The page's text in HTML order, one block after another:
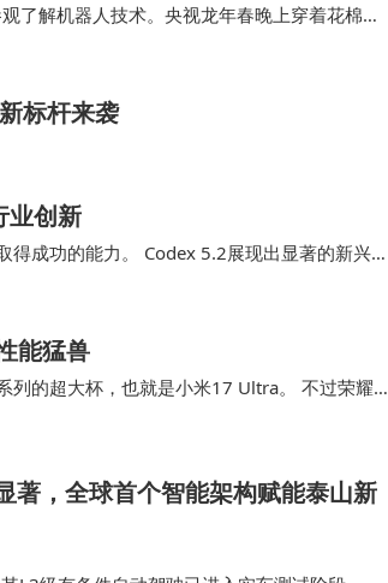
的方式。”
了解机器人技术。央视龙年春晚上穿着花棉袄
技，专注于高性能四足…
标杆来袭
业创新
成功的能力。 Codex 5.2展现出显著的新兴特
能…
能猛兽
的超大杯，也就是小米17 Ultra。 不过荣耀W
置堆料很猛…
著，全球首个智能架构赋能泰山新